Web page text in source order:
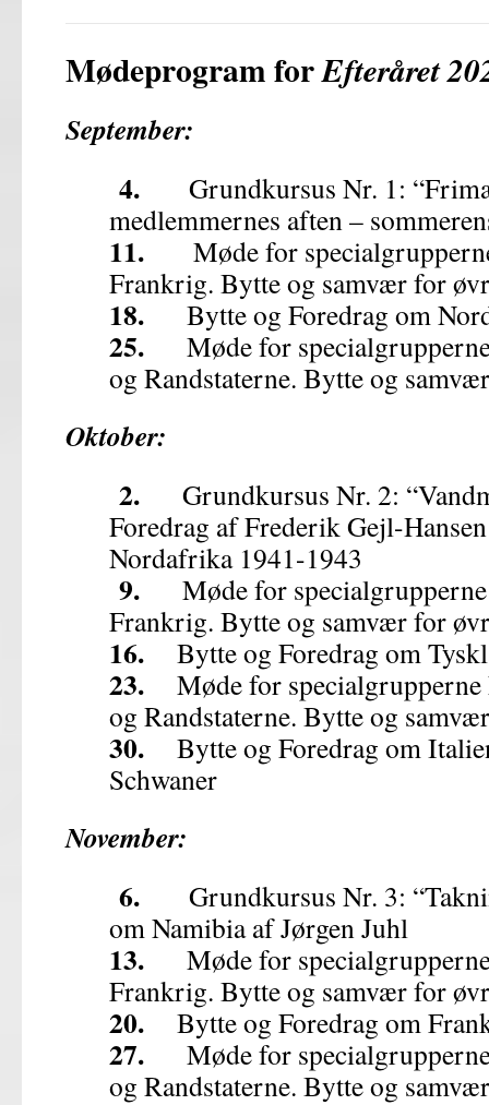
Mødeprogram forEfteråret
September:
4. Grundkursus Nr. 1:
medlemmernes aften –
11. Møde for
Frankrig. Bytte og samvær for
18. Bytte og Foredrag om
25. Møde for
og Randstaterne. Bytte og
Oktober:
2. Grundkursus Nr. 2:
Foredrag af Frederik Gejl-
Nordafrika 1941-1943
9. Møde for specialgrupperne
Frankrig. Bytte og samvær for
16. Bytte og Foredrag om
23. Møde for specialgrupperne
og Randstaterne. Bytte og
30. Bytte og Foredrag om
Schwaner
November:
6. Grundkursus Nr. 3:
om Namibia af Jørgen Juhl
13. Møde for
Frankrig. Bytte og samvær for
20. Bytte og Foredrag om
27. Møde for
og Randstaterne. Bytte og